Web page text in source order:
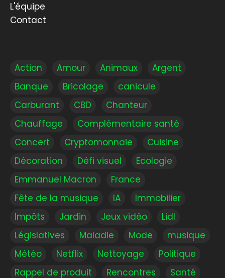
L'équipe
Contact
Action Amour Animaux
Argent
Banque
Bricolage
canicule
Carburant
CBD
Chanteur
Chauffage
Complémentaire santé
Concert
Cryptomonnaie
Cuisine
Décoration
Défi visuel
Ecologie
Emmanuel Macron
France
Fête de la musique
IA
Immobilier
Impôts
Jardin Jeux vidéo
Lidl
Législatives
Maladie Mode
musique
Météo
Netflix Nettoyage
Politique
Rappel de produit
Rencontres Santé